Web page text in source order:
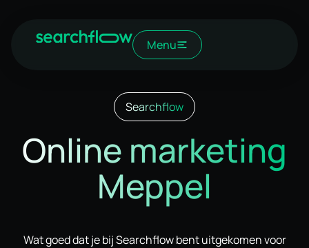
Menu
Searchflow
Online marketing
Meppel
Wat goed dat je bij Searchflow bent uitgekomen voor